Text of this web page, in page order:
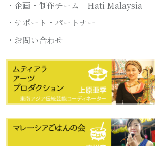
・企画・制作チーム Hati Malaysia
・サポート・パートナー
・お問い合わせ